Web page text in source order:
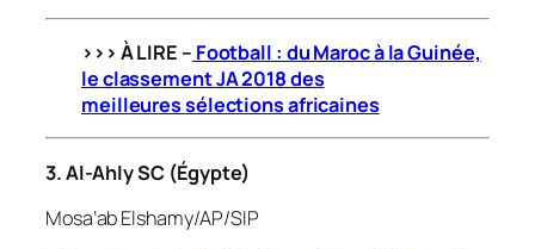
>>> À LIRE – Football : du Maroc à la Guinée,
le classement JA 2018 des
meilleuressélections africaines
3. Al-Ahly SC (Égypte)
Mosa’ab Elshamy/AP/SIP